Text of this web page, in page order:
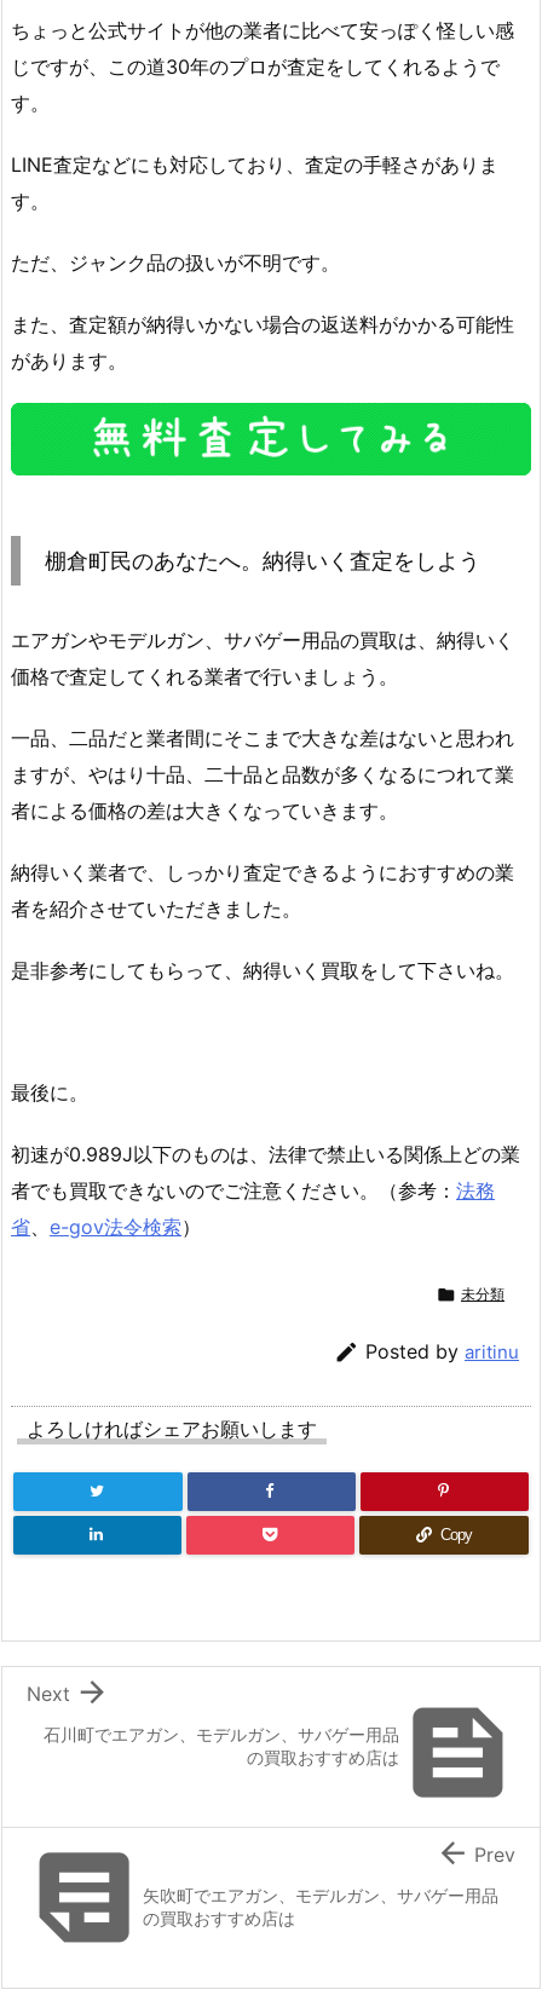
ちょっと公式サイトが他の業者に比べて安っぽく怪しい感
じですが、この道30年のプロが査定をしてくれるようで
す。
LINE査定などにも対応しており、査定の手軽さがありま
す。
ただ、ジャンク品の扱いが不明です。
また、査定額が納得いかない場合の返送料がかかる可能性
があります。
棚倉町民のあなたへ。納得いく査定をしよう
エアガンやモデルガン、サバゲー用品の買取は、納得いく
価格で査定してくれる業者で行いましょう。
一品、二品だと業者間にそこまで大きな差はないと思われ
ますが、やはり十品、二十品と品数が多くなるにつれて業
者による価格の差は大きくなっていきます。
納得いく業者で、しっかり査定できるようにおすすめの業
者を紹介させていただきました。
是非参考にしてもらって、納得いく買取をして下さいね。
最後に。
初速が0.989J以下のものは、法律で禁止いる関係上どの業
者でも買取できないのでご注意ください。（参考： 法務
省、 e-gov法令検索）
 未分類
 Posted by aritinu
よろしければシェアお願いします
Copy

石川町でエアガン、モデルガン、サバゲー用品
の買取おすすめ店は

Next
矢吹町でエアガン、モデルガン、サバゲー用品
の買取おすすめ店は
 Prev